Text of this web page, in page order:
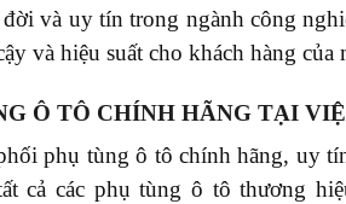
và uy tín trong ngành công
và hiệu suất cho khách hàng của
Ô TÔ CHÍNH HÃNG TẠI
phụ tùng ô tô chính hãng, uy
cả các phụ tùng ô tô thương